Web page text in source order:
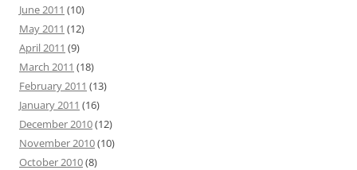
June 2011 (10)
May 2011 (12)
April 2011 (9)
March 2011 (18)
February 2011 (13)
January 2011 (16)
December 2010(12)
November 2010(10)
October 2010(8)